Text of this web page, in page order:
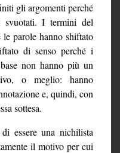
gli argomenti perché
I termini del
parole hanno shiftato
di senso perché i
non hanno più un
o meglio: hanno
e, quindi, con
sottesa.
essere una nichilista
il motivo per cui